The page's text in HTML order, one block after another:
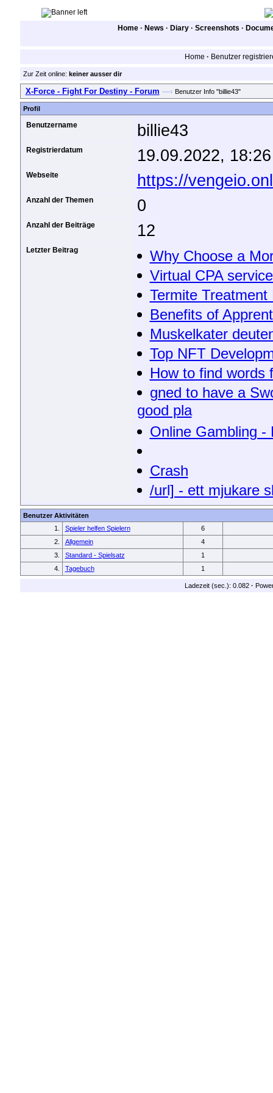
Home · News · Diary · Screenshots ·
Home · Benutzer
Zur Zeit online: keiner ausser dir
X-Force - Fight For Destiny - Forum —› Benutzer Info "billie43"
Profil
Benutzername billie43
Registrierdatum 19.09.2022, 18:26
Webseite https://
Anzahl der Themen 0
Anzahl der Beiträge 12
Letzter Beitrag
Why Choose a
Virtual CPA
Termite Treatment
Benefits of
Muskelkater
Top NFT
How to find words
gned to have a
good pla
Online Gambling -
Crash
/url] - ett mjukare
Benutzer Aktivitäten
1.
Spieler helfen Spielern
6
2.
Allgemein
4
3.
Standard - Spielsatz
1
4.
Tagebuch 1
Ladezeit (sec.): 0.082 ·